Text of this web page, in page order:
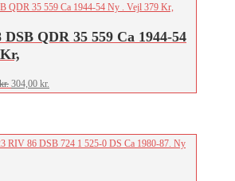
DSB QDR 35 559 Ca 1944-54
kr. Den
var:
304,00 kr.
er: